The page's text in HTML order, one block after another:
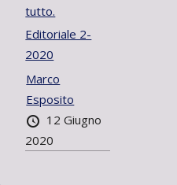
tutto.
Editoriale 2-
2020
Marco
Esposito
12 Giugno
2020